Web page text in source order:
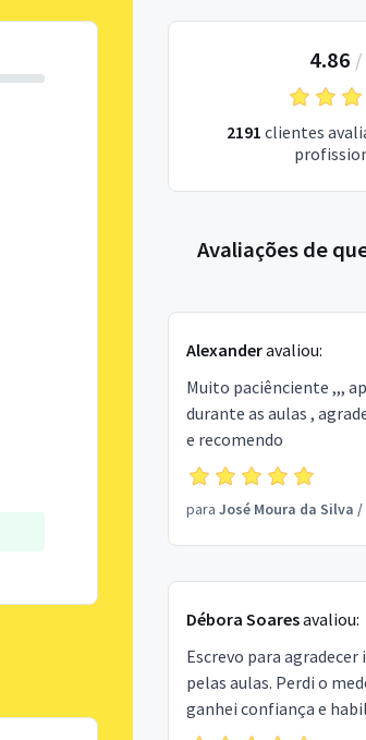
4.86 /
2191 clientes
Avaliações de
Alexanderavaliou:
Muito paciênciente ,,,
durante as aulas ,
e recomendo
para José Moura da Silva /
Débora Soaresavaliou:
Escrevo para
pelas aulas. Perdi o
ganhei confiança e
obrigada mesmo, de